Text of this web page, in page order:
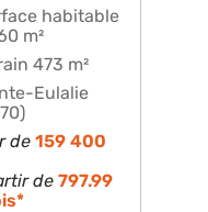
habitable
m²
473 m²
Eulalie
de 159 400
de 797.99